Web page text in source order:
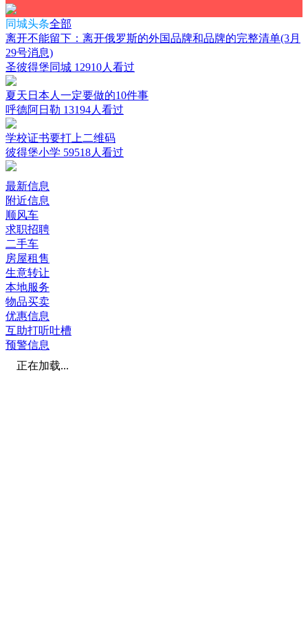
同城头条全部
离开不能留下：离开俄罗斯的外国品牌和品牌的完整清单(3月
29号消息)
圣彼得堡同城 12910人看过
夏天日本人一定要做的10件事
呼德阿日勒 13194人看过
学校证书要打上二维码
彼得堡小学 59518人看过
最新信息
附近信息
顺风车
求职招聘
二手车
房屋租售
生意转让
本地服务
物品买卖
优惠信息
互助打听吐槽
预警信息
正在加载...